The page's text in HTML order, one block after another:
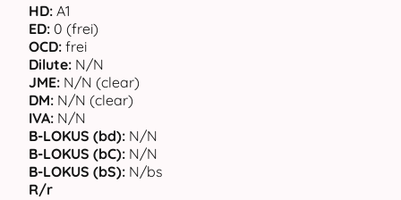
HD: A1
ED: 0 (frei)
OCD: frei
Dilute: N/N
JME: N/N (clear)
DM: N/N (clear)
IVA: N/N
B-LOKUS (bd): N/N
B-LOKUS (bC): N/N
B-LOKUS (bS): N/bs
R/r